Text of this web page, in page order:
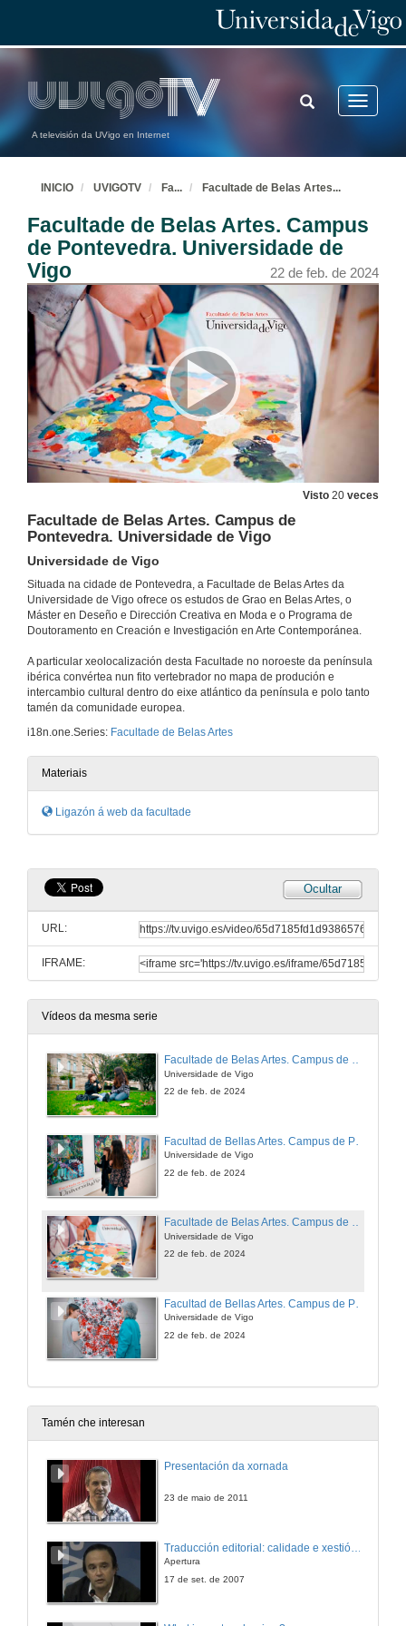
A televisión da UVigo en Internet
Toggle
TOGGLE
SEARCH
INICIO UVIGOTV Fa... Facultade de Belas Artes...
Facultade de Belas Artes. Campus
de Pontevedra. Universidade de
Vigo
22 de feb. de 2024
Visto 20 veces
Facultade de Belas Artes. Campus de
Pontevedra. Universidade de Vigo
Universidade de Vigo
Situada na cidade de Pontevedra, a Facultade de Belas Artes da
Universidade de Vigo ofrece os estudos de Grao en Belas Artes, o
Máster en Deseño e Dirección Creativa en Moda e o Programa de
Doutoramento en Creación e Investigación en Arte Contemporánea.
A particular xeolocalización desta Facultade no noroeste da península
ibérica convértea nun fito vertebrador no mapa de produción e
intercambio cultural dentro do eixe atlántico da península e polo tanto
tamén da comunidade europea.
i18n.one.Series: Facultade de Belas Artes
Materiais
Ligazón á web da facultade
Ocultar
URL:
IFRAME:
Vídeos da mesma serie
Facultade de Belas Artes. Campus de Pontevedra. Universidade de Vigo
Universidade de Vigo
22 de feb. de 2024
Universidade de Vigo
22 de feb. de 2024
Facultade de Belas Artes. Campus de Pontevedra. Universidade de Vigo
Universidade de Vigo
22 de feb. de 2024
Universidade de Vigo
22 de feb. de 2024
Tamén che interesan
Presentación da xornada
23 de maio de 2011
Apertura
17 de set. de 2007